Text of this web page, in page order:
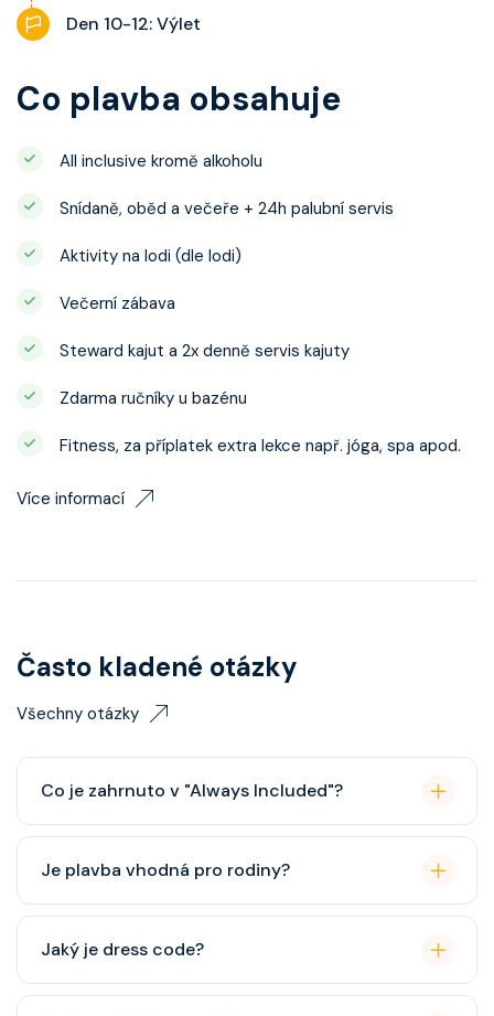
Den 10-12: Výlet
Co plavba obsahuje
All inclusive kromě alkoholu
Snídaně, oběd a večeře + 24h palubní servis
Aktivity na lodi (dle lodi)
Večerní zábava
Steward kajut a 2x denně servis kajuty
Zdarma ručníky u bazénu
Fitness, za příplatek extra lekce např. jóga, spa apod.
Více informací
Často kladené otázky
Všechny otázky
Co je zahrnuto v "Always Included"?
balíček), základní Wi-Fi.
Je plavba vhodná pro rodiny?
cestovatele, ale děti jsou vítány. K dispozici je dětský
klub (od 3 let).
Jaký je dress code?